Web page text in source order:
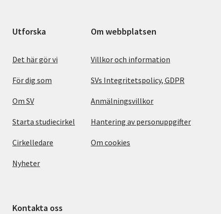
Utforska
Det här gör vi
För dig som
Om SV
Starta studiecirkel
Cirkelledare
Nyheter
Om webbplatsen
Villkor och information
SVs Integritetspolicy, GDPR
Anmälningsvillkor
Hantering av personuppgifter
Om cookies
Kontakta oss